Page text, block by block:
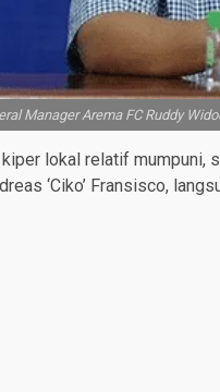
Manager Arema FC Ruddy
lokal relatif mumpuni,
‘Ciko’ Fransisco,